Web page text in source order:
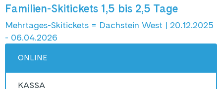
Familien-Skitickets 1,5 bis 2,5 Tage
Mehrtages-Skitickets = Dachstein West | 20.12.2025
- 06.04.2026
ONLINE
KASSA